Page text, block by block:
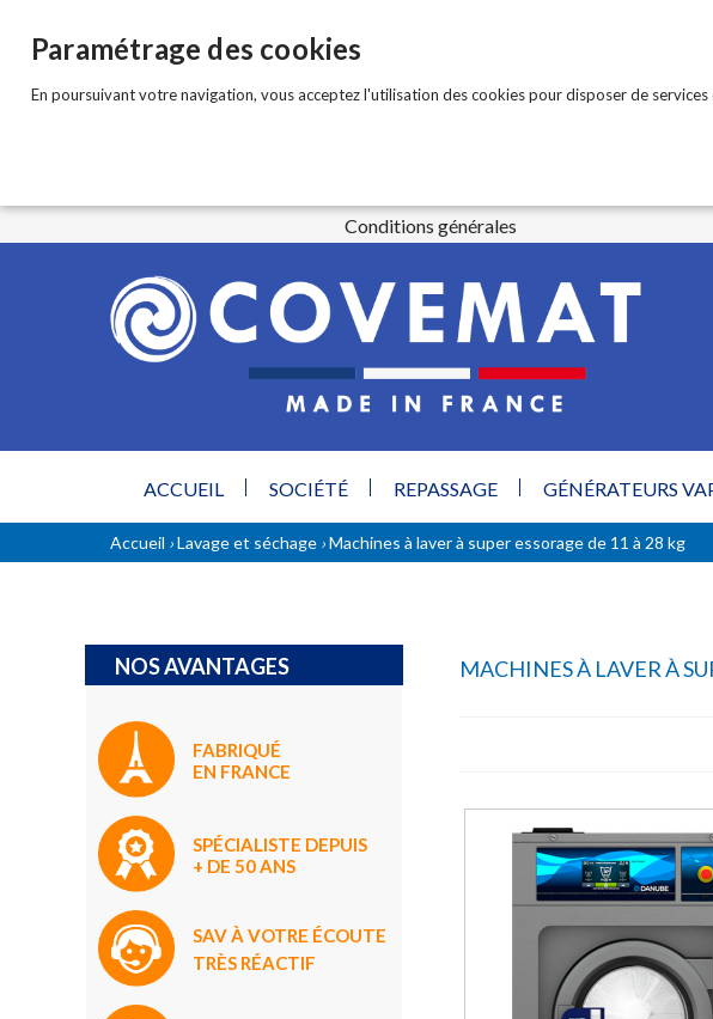
Conditions générales
ACCUEIL SOCIÉTÉ REPASSAGE GÉNÉRATEURS
Accueil ›Lavage et séchage ›Machines à laver à super essorage de 11 à 28 kg
MACHINES À LAVER À
NOS AVANTAGES
FABRIQUÉ
EN FRANCE
SPÉCIALISTE DEPUIS
+ DE 50 ANS
SAV À VOTRE ÉCOUTE
TRÈS RÉACTIF
Paramétrage des cookies
En poursuivant votre navigation, vous acceptez l'utilisation des cookies pour disposer de